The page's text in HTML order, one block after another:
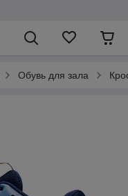
Обувь для зала